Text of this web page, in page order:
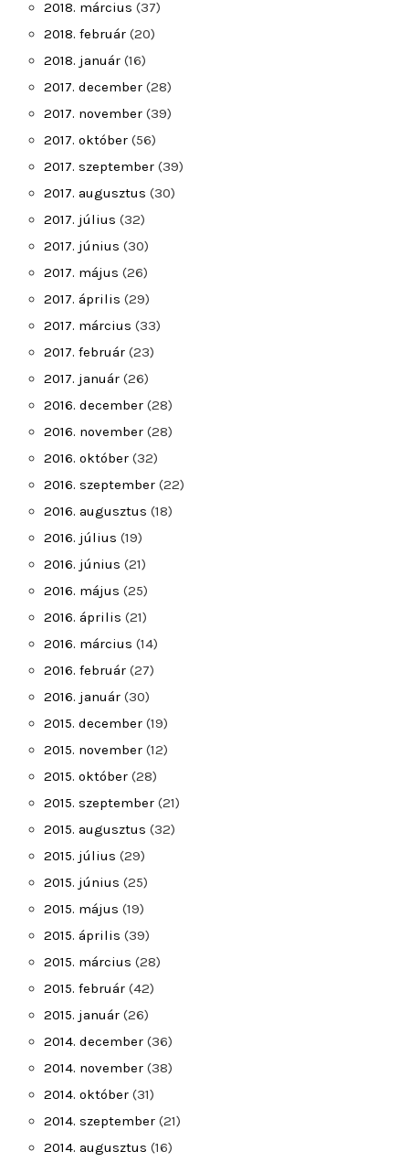
2018. március (37)
2018. február (20)
2018. január (16)
2017. december (28)
2017. november (39)
2017. október (56)
2017. szeptember (39)
2017. augusztus (30)
2017. július (32)
2017. június (30)
2017. május (26)
2017. április (29)
2017. március (33)
2017. február (23)
2017. január (26)
2016. december (28)
2016. november (28)
2016. október (32)
2016. szeptember (22)
2016. augusztus (18)
2016. július (19)
2016. június (21)
2016. május (25)
2016. április (21)
2016. március (14)
2016. február (27)
2016. január (30)
2015. december (19)
2015. november (12)
2015. október (28)
2015. szeptember (21)
2015. augusztus (32)
2015. július (29)
2015. június (25)
2015. május (19)
2015. április (39)
2015. március (28)
2015. február (42)
2015. január (26)
2014. december (36)
2014. november (38)
2014. október (31)
2014. szeptember (21)
2014. augusztus (16)